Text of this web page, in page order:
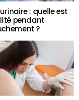
: quelle est
pendant
?